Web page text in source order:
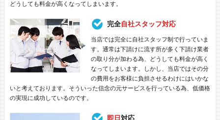
どうしても料金が高くなってしまいます。
完全自社スタッフ対応
当店では完全に自社スタッフ制で行っていま
す。通常は下請けに流す所が多く下請け業者
の取り分が加わる為、どうしても料金が高く
なってしまいます。しかし、当店ではその分
の費用をお客様に負担させるわけにはいかな
いと考えております。そういった信念の元サービスを行っている為、低価格
の実現に成功しているのです。
即日対応